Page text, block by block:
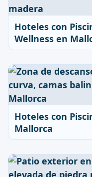
Hoteles con
Wellness en
Hoteles con
Mallorca